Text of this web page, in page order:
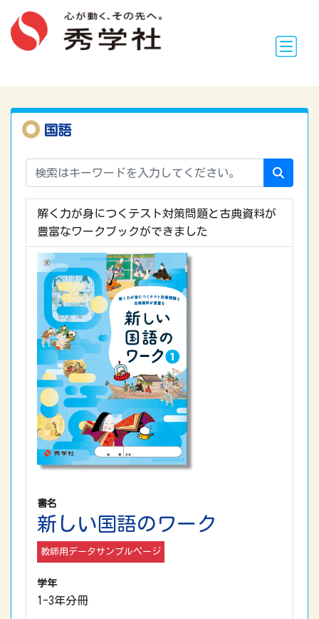
国語
解く力が身につくテスト対策問題と古典資料が
豊富なワークブックができました
書名
新しい国語のワーク
教師用データサンプルページ
学年
1-3年分冊